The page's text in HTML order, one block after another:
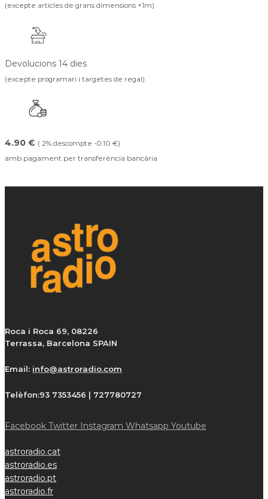
(excepte articles de grans dimensions +1m)
Devolucions 14 dies
(excepte programari i targetes de regal)
4.90 € ( 2% descompte -0.10 €)
amb pagament per transferència bancària
Roca i Roca 69, 08226
Terrassa, Barcelona SPAIN
Email: info@astroradio.com
Telèfon:93 7353456 | 727780727
Facebook Twitter Instagram Whatsapp Youtube
astroradio.cat
astroradio.es
astroradio.pt
astroradio.fr